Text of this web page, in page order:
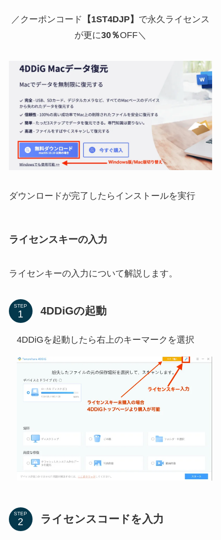
／クーポンコード 【1ST4DJP】 で永久ライセンス
が更に30％OFF＼
ダウンロードが完了したらインストールを実行
ライセンスキーの入力
ライセンキーの入力について解説します。
STEP 4DDiGの起動
4DDiGを起動したら右上のキーマークを選択
STEP ライセンスコードを入力